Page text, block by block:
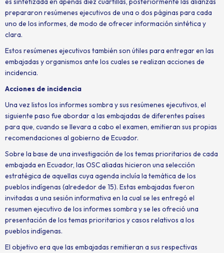
prepararon resúmenes ejecutivos de una o dos páginas para cada
uno de los informes, de modo de ofrecer información sintética y
clara.
Estos resúmenes ejecutivos también son útiles para entregar en las
embajadas y organismos ante los cuales se realizan acciones de
incidencia.
Acciones de incidencia
Una vez listos los informes sombra y sus resúmenes ejecutivos, el
siguiente paso fue abordar a las embajadas de diferentes países
para que, cuando se llevara a cabo el examen, emitieran sus propias
recomendaciones al gobierno de Ecuador.
Sobre la base de una investigación de los temas prioritarios de cada
embajada en Ecuador, las OSC aliadas hicieron una selección
estratégica de aquellas cuya agenda incluía la temática de los
pueblos indígenas (alrededor de 15). Estas embajadas fueron
invitadas a una sesión informativa en la cual se les entregó el
resumen ejecutivo de los informes sombra y se les ofreció una
presentación de los temas prioritarios y casos relativos a los
pueblos indígenas.
El objetivo era que las embajadas remitieran a sus respectivas